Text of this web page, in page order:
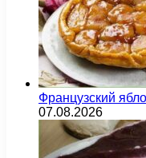
Французский
07.08.2026